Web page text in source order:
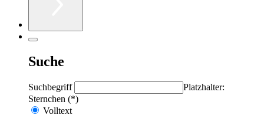
Suche
Suchbegriff
Platzhalter:
Sternchen (*)
Volltext